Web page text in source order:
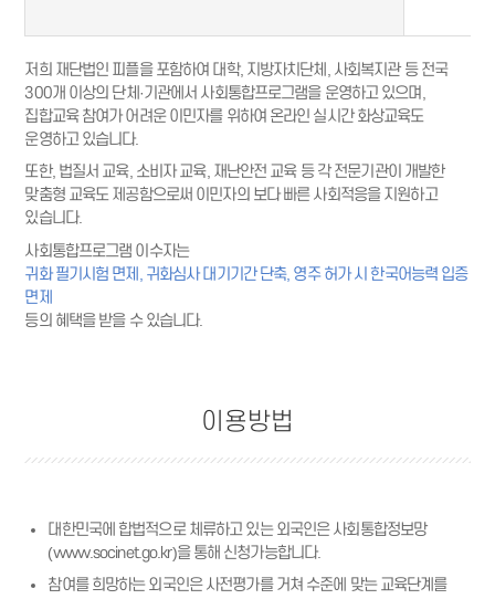
저희 재단법인 피플을 포함하여 대학, 지방자치단체, 사회복지관 등 전국
300개 이상의 단체·기관에서 사회통합프로그램을 운영하고 있으며,
집합교육 참여가 어려운 이민자를 위하여 온라인 실시간 화상교육도
운영하고 있습니다.
또한, 법질서 교육, 소비자 교육, 재난안전 교육 등 각 전문기관이 개발한
맞춤형 교육도 제공함으로써 이민자의 보다 빠른 사회적응을 지원하고
있습니다.
사회통합프로그램 이수자는
귀화 필기시험 면제, 귀화심사 대기기간 단축, 영주 허가 시 한국어능력 입증
면제
등의 혜택을 받을 수 있습니다.
이용방법
대한민국에 합법적으로 체류하고 있는 외국인은 사회통합정보망
(www.socinet.go.kr)을 통해 신청가능합니다.
참여를 희망하는 외국인은 사전평가를 거쳐 수준에 맞는 교육단계를